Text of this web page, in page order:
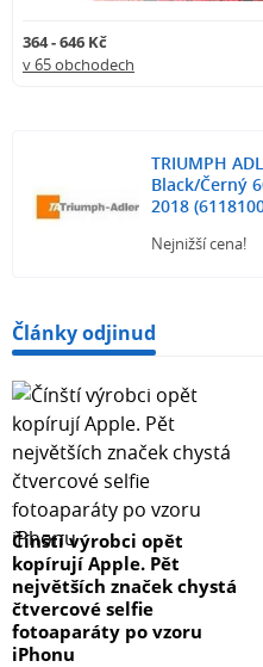
364 - 646 Kč
v 65 obchodech
TRIUMPH
Black/Černý
2018
Nejnižší cena!
Články odjinud
Čínští výrobci opět
kopírují Apple. Pět
největších značek chystá
čtvercové selfie
fotoaparáty po vzoru
iPhonu